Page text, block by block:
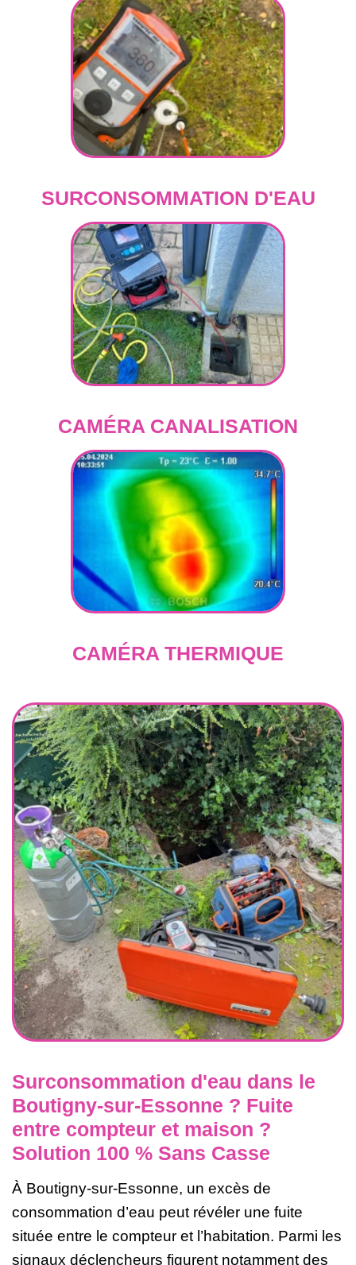
SURCONSOMMATION D'EAU
CAMÉRA CANALISATION
CAMÉRA THERMIQUE
Surconsommation d'eau dans le
Boutigny-sur-Essonne ? Fuite
entre compteur et maison ?
Solution 100 % Sans Casse
À Boutigny-sur-Essonne, un excès de
consommation d’eau peut révéler une fuite
située entre le compteur et l’habitation. Parmi les
signaux déclencheurs figurent notamment des